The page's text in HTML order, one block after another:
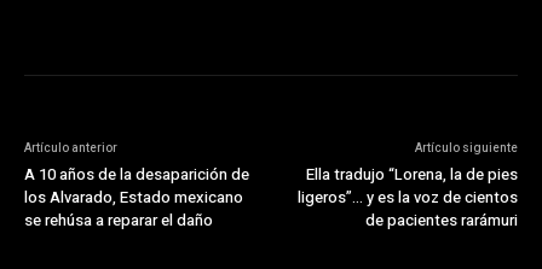
Artículo anterior
A 10 años de la desaparición de
los Alvarado, Estado mexicano
se rehúsa a reparar el daño
Artículo siguiente
Ella tradujo “Lorena, la de pies
ligeros”… y es la voz de cientos
de pacientes rarámuri